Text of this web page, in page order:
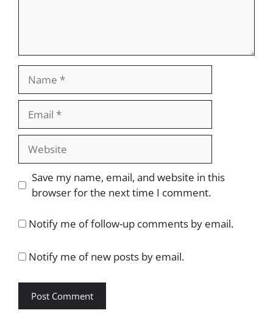
Website
Save my name, email, and website in this
browser for the next time I comment.
Notify me of follow-up comments by email.
Notify me of new posts by email.